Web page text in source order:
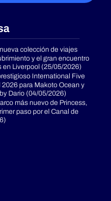
colección de viajes
y el gran encuentro
en Liverpool (25/05/2026)
International Five
para Makoto Ocean y
Dario (04/05/2026)
más nuevo de Princess,
paso por el Canal de